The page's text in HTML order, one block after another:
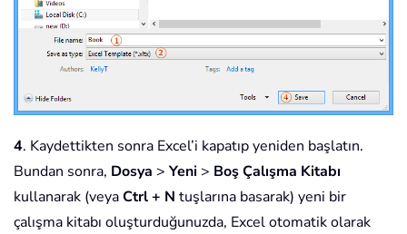
4. Kaydettikten sonra Excel’i kapatıp yeniden başlatın.
Bundan sonra, Dosya > Yeni > Boş Çalışma Kitabı
kullanarak (veyaCtrl + N tuşlarına basarak) yeni bir
çalışma kitabı oluşturduğunuzda, Excel otomatik olarak